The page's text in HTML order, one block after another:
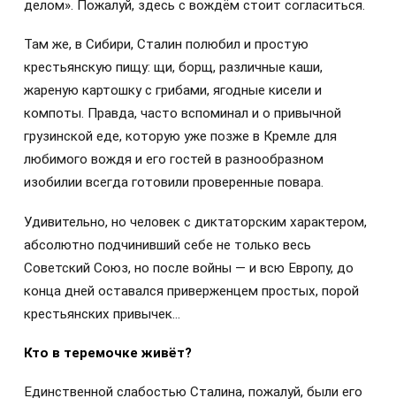
делом». Пожалуй, здесь с вождём стоит согласиться.
Там же, в Сибири, Сталин полюбил и простую
крестьянскую пищу: щи, борщ, различные каши,
жареную картошку с грибами, ягодные кисели и
компоты. Правда, часто вспоминал и о привычной
грузинской еде, которую уже позже в Кремле для
любимого вождя и его гостей в разнообразном
изобилии всегда готовили проверенные повара.
Удивительно, но человек с диктаторским характером,
абсолютно подчинивший себе не только весь
Советский Союз, но после войны — и всю Европу, до
конца дней оставался приверженцем простых, порой
крестьянских привычек…
Кто в теремочке живёт?
Единственной слабостью Сталина, пожалуй, были его